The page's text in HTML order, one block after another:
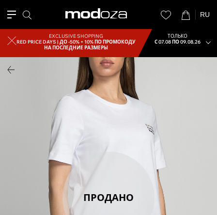
RU
EXCLUSIVE SHOPPING
RED PRICE DAYS |ДО -50% + 10% ПО ПРОМОКОДУ
НА ПОСЛЕДНИЕ РАЗМЕРЫ
ТОЛЬКО
С 07.08 ПО 09.08.26
ПРОДАНО